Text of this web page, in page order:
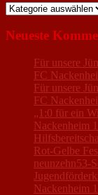
Kategorien
Neueste
Für unsere
FC
Für unsere
FC
„1:0 für ein
Nackenheim
Rot-Gelbe
neunzehn53-
Nackenheim